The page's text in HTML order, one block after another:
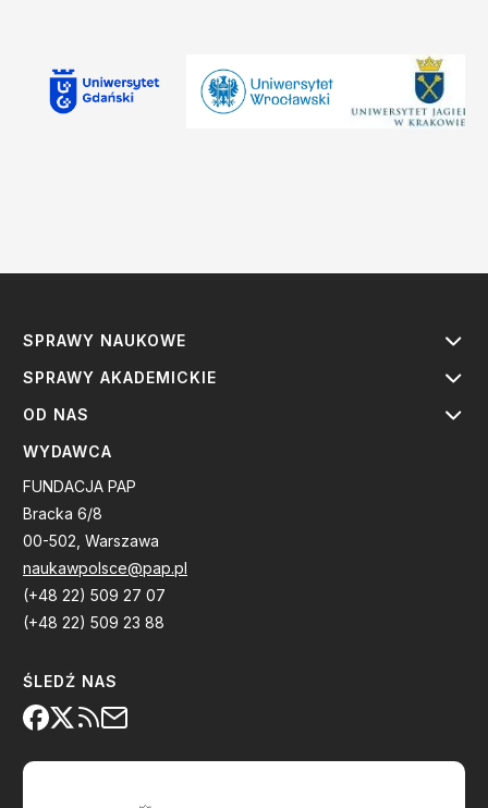
SPRAWY NAUKOWE
SPRAWY AKADEMICKIE
OD NAS
WYDAWCA
FUNDACJA PAP
Bracka 6/8
00-502, Warszawa
naukawpolsce@pap.pl
(+48 22) 509 27 07
(+48 22) 509 23 88
ŚLEDŹ NAS